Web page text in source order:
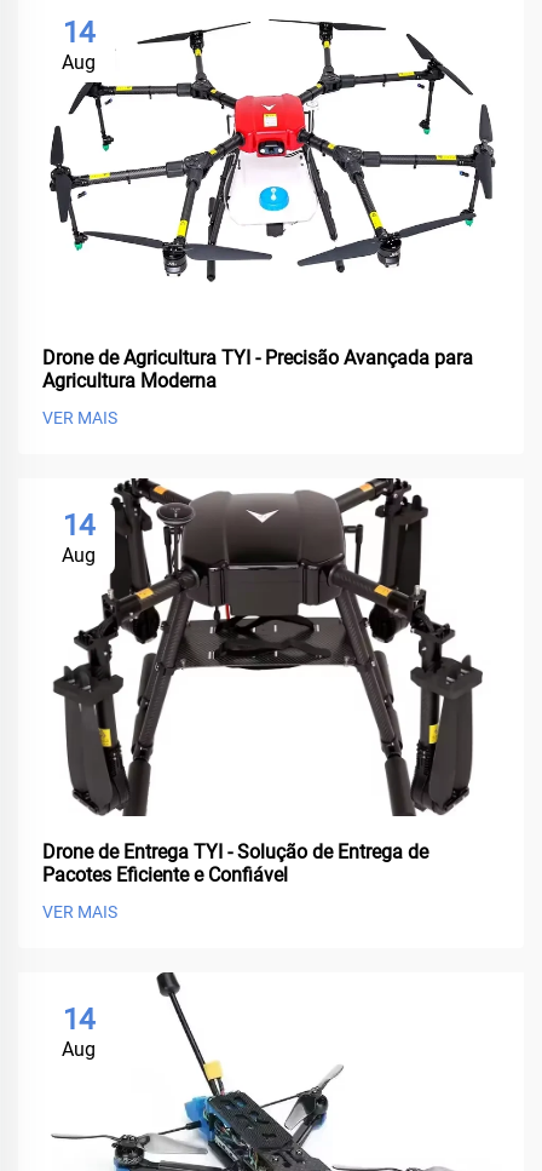
14
Aug
Drone de Agricultura TYI - Precisão Avançada para
Agricultura Moderna
VER MAIS
14
Aug
Drone de Entrega TYI - Solução de Entrega de
Pacotes Eficiente e Confiável
VER MAIS
14
Aug